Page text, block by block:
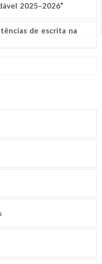
2025–2026”
de escrita na